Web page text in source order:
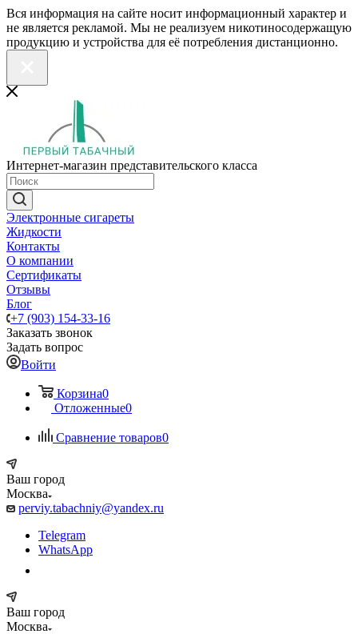
Вся информация на сайте носит информационный характер и
не является рекламой. Мы не реализуем никотиносодержащую
продукцию и устройства для её потребления дистанционно.
Интернет-магазин представительского класса
Электронные сигареты
Жидкости
Контакты
О компании
Сертификаты
Отзывы
Блог
+7 (903) 154-33-16
Заказать звонок
Задать вопрос
Войти
Корзина0
Отложенные0
Сравнение товаров0
Ваш город
Москва
perviy.tabachniy@yandex.ru
Telegram
WhatsApp
Ваш город
Москва